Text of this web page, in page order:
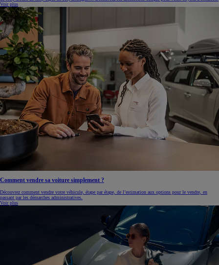
Voir plus
Comment vendre sa voiture simplement ?
Découvrez comment vendre votre véhicule, étape par étape, de l’estimation aux options pour le vendre, en
passant par les démarches administratives.
Voir plus